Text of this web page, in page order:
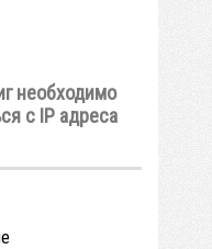
необходимо
с IP адреса